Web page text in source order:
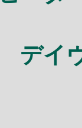
デイ